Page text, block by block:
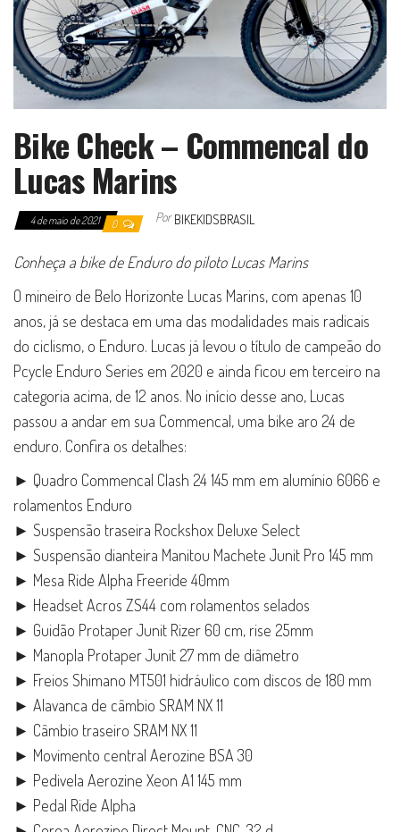
Bike Check – Commencal do
Lucas Marins
4 de maio de 2021 0 Por BIKEKIDSBRASIL
Conheça a bike de Enduro do piloto Lucas Marins
O mineiro de Belo Horizonte Lucas Marins, com apenas 10
anos, já se destaca em uma das modalidades mais radicais
do ciclismo, o Enduro. Lucas já levou o título de campeão do
Pcycle Enduro Series em 2020 e ainda ficou em terceiro na
categoria acima, de 12 anos. No início desse ano, Lucas
passou a andar em sua Commencal, uma bike aro 24 de
enduro. Confira os detalhes:
► Quadro Commencal Clash 24 145 mm em alumínio 6066 e
rolamentos Enduro
► Suspensão traseira Rockshox Deluxe Select
► Suspensão dianteira Manitou Machete Junit Pro 145 mm
► Mesa Ride Alpha Freeride 40mm
► Headset Acros ZS44 com rolamentos selados
► Guidão Protaper Junit Rizer 60 cm, rise 25mm
► Manopla Protaper Junit 27 mm de diâmetro
► Freios Shimano MT501 hidráulico com discos de 180 mm
► Alavanca de câmbio SRAM NX 11
► Câmbio traseiro SRAM NX 11
► Movimento central Aerozine BSA 30
► Pedivela Aerozine Xeon A1 145 mm
► Pedal Ride Alpha